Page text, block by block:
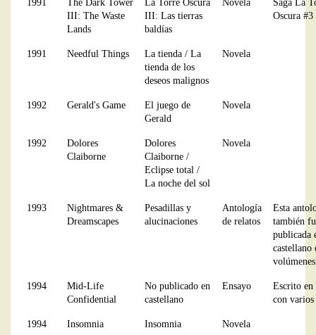
1991
The Dark Tower
III: The Waste
Lands
La Torre Oscura
III: Las tierras
baldías
Novela
Saga La
Oscura #3
1991 Needful Things
La tienda / La
tienda de los
deseos malignos
Novela
1992 Gerald's Game
El juego de
Gerald
Novela
1992
Dolores
Claiborne
Dolores
Claiborne /
Eclipse total /
La noche del sol
Novela
1993
Nightmares &
Dreamscapes
Pesadillas y
alucinaciones
Antología
de relatos
Esta
también
publicada
castellano
1994
Mid-Life
Confidential
No publicado en
castellano
Ensayo
Escrito en
con varios
1994 Insomnia Insomnia Novela